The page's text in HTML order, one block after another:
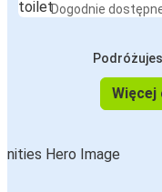
Dogodnie
Więcej